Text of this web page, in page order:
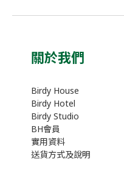
關於我們
Birdy House
Birdy Hotel
Birdy Studio
BH會員
實用資料
送貨方式及說明